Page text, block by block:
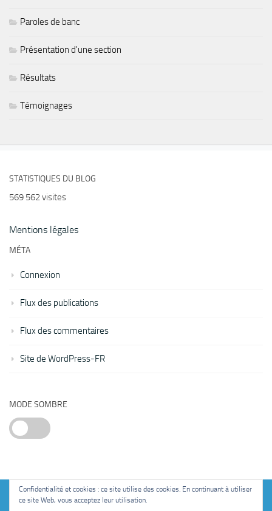
Paroles de banc
Présentation d'une section
Résultats
Témoignages
STATISTIQUES DU BLOG
569 562 visites
Mentions légales
MÉTA
Connexion
Flux des publications
Flux des commentaires
Site de WordPress-FR
MODE SOMBRE
Confidentialité et cookies : ce site utilise des cookies. En continuant à utiliser
ce site Web, vous acceptez leur utilisation.